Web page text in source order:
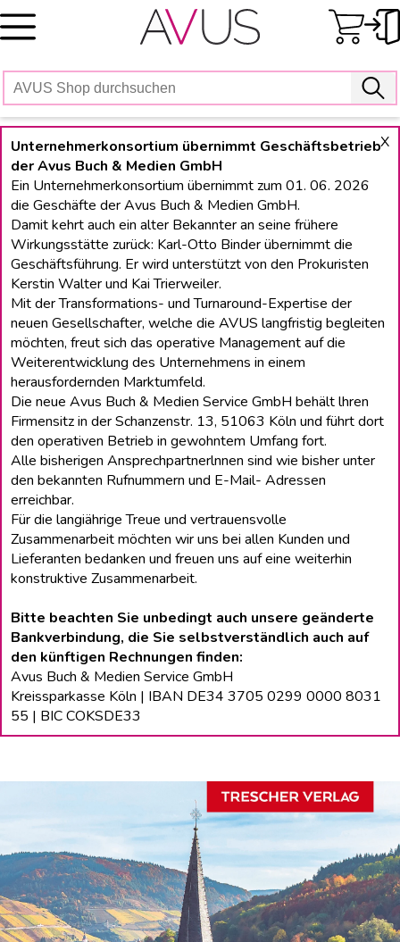
Skip
to
X
Unternehmerkonsortium übernimmt Geschäftsbetrieb
der Avus Buch & Medien GmbH
Ein Unternehmerkonsortium übernimmt zum 01. 06. 2026
die Geschäfte der Avus Buch & Medien GmbH.
Damit kehrt auch ein alter Bekannter an seine frühere
Wirkungsstätte zurück: Karl-Otto Binder übernimmt die
Geschäftsführung. Er wird unterstützt von den Prokuristen
Kerstin Walter und Kai Trierweiler.
Mit der Transformations- und Turnaround-Expertise der
neuen Gesellschafter, welche die AVUS langfristig begleiten
möchten, freut sich das operative Management auf die
Weiterentwicklung des Unternehmens in einem
herausfordernden Marktumfeld.
Die neue Avus Buch & Medien Service GmbH behält lhren
Firmensitz in der Schanzenstr. 13, 51063 Köln und führt dort
den operativen Betrieb in gewohntem Umfang fort.
Alle bisherigen Ansprechpartnerlnnen sind wie bisher unter
den bekannten Rufnummern und E-Mail- Adressen
erreichbar.
Für die langiährige Treue und vertrauensvolle
Zusammenarbeit möchten wir uns bei allen Kunden und
Lieferanten bedanken und freuen uns auf eine weiterhin
konstruktive Zusammenarbeit.
Bitte beachten Sie unbedingt auch unsere geänderte
Bankverbindung, die Sie selbstverständlich auch auf
den künftigen Rechnungen finden:
Avus Buch & Medien Service GmbH
Kreissparkasse Köln | IBAN DE34 3705 0299 0000 8031
55 | BIC COKSDE33